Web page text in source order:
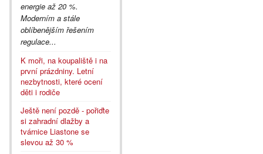
energie až 20 %.
Moderním a stále
oblíbenějším řešením
regulace...
K moři, na koupaliště i na
první prázdniny. Letní
nezbytnosti, které ocení
děti i rodiče
Ještě není pozdě - pořiďte
si zahradní dlažby a
tvárnice Liastone se
slevou až 30 %